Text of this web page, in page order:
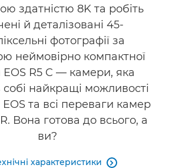
здатністю 8K та робіть
й деталізовані 45-
фотографії за
неймовірно компактної
R5 C — камери, яка
найкращі можливості
та всі переваги камер
R. Вона готова до всього, а
ви?
характеристики 